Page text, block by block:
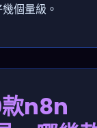
個量級。
款n8n